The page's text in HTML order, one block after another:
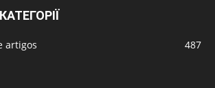
artigos 487